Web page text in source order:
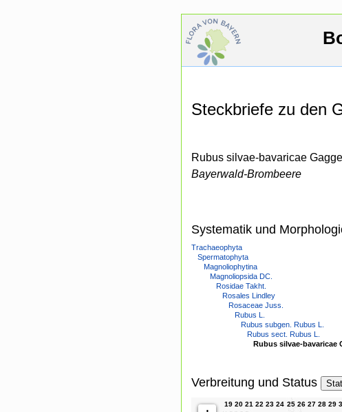
Steckbriefe zu den
Rubus silvae-bavaricae
Bayerwald-Brombeere
Systematik und
Trachaeophyta
Spermatophyta
Magnoliophytina
Magnoliopsida DC.
Rosidae Takht.
Rosales Lindley
Rosaceae Juss.
Rubus L.
Rubus subgen. Rubus L.
Rubus sect. Rubus L.
Rubus silvae-bavaricae
Verbreitung und Status